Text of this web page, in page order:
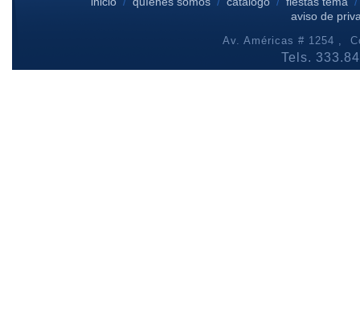
aviso de
Av. Américas # 1254 ,
Tels.